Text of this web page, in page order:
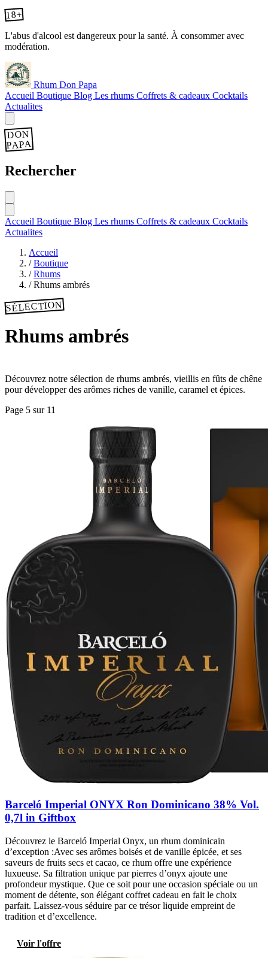
18+
L'abus d'alcool est dangereux pour la santé. À consommer avec
modération.
Rhum Don Papa
Accueil Boutique Blog Les rhums Coffrets & cadeaux Cocktails
Actualites
DON
PAPA
Rechercher
Accueil Boutique Blog Les rhums Coffrets & cadeaux Cocktails
Actualites
Accueil
/ Boutique
/ Rhums
/ Rhums ambrés
SÉLECTION
Rhums ambrés
Découvrez notre sélection de rhums ambrés, vieillis en fûts de chêne
pour développer des arômes riches de vanille, caramel et épices.
Page 5 sur 11
Barceló Imperial ONYX Ron Dominicano 38% Vol.
0,7l in Giftbox
Découvrez le Barceló Imperial Onyx, un rhum dominicain
d’exception :Avec ses arômes boisés et de vanille épicée, et ses
saveurs de fruits secs et cacao, ce rhum offre une expérience
luxueuse. Sa filtration unique par pierres d’onyx ajoute une
profondeur mystique. Que ce soit pour une occasion spéciale ou un
moment de détente, son élégant coffret cadeau en fait le choix
parfait. Laissez-vous séduire par ce trésor liquide empreint de
tradition et d’excellence.
Voir l'offre